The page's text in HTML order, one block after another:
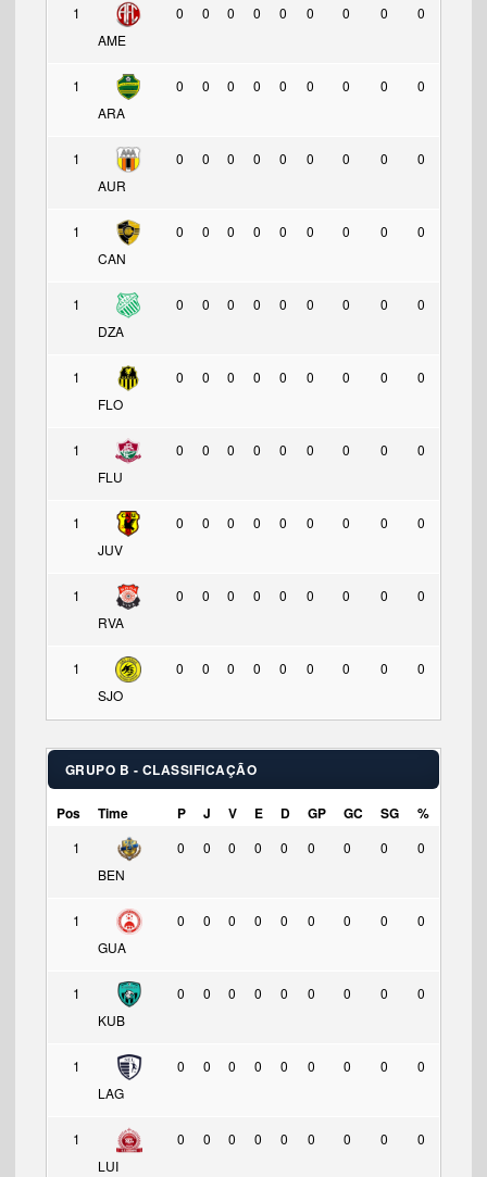
1
AME
0 0 0 0 0 0 0 0 0
1
ARA
0 0 0 0 0 0 0 0 0
1
AUR
0 0 0 0 0 0 0 0 0
1
CAN
0 0 0 0 0 0 0 0 0
1
DZA
0 0 0 0 0 0 0 0 0
1
FLO
0 0 0 0 0 0 0 0 0
1
FLU
0 0 0 0 0 0 0 0 0
1
JUV
0 0 0 0 0 0 0 0 0
1
RVA
0 0 0 0 0 0 0 0 0
1
SJO
0 0 0 0 0 0 0 0 0
GRUPO B - CLASSIFICAÇÃO
Pos Time P J V E D GP GC SG %
1
BEN
0 0 0 0 0 0 0 0 0
1
GUA
0 0 0 0 0 0 0 0 0
1
KUB
0 0 0 0 0 0 0 0 0
1
LAG
0 0 0 0 0 0 0 0 0
1
LUI
0 0 0 0 0 0 0 0 0